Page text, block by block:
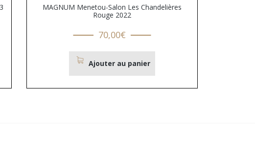
MAGNUM Menetou-Salon Les Chandelières
Rouge 2022
70,00€
Ajouter au panier